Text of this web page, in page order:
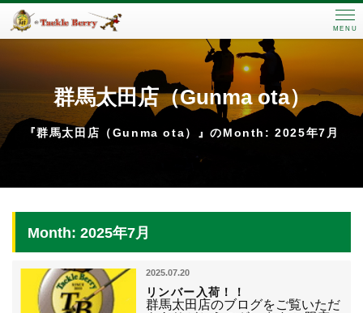
MENU
群馬太田店（Gunma ota）
『群馬太田店（Gunma ota）』のMonth: 2025年7月
Month: 2025年7月
2025.07.20
リンバー入荷！！
群馬太田店のブログをご覧いただ